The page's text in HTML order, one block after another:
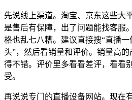
先说线上渠道。淘宝、京东这些大
是售后有保障，出了问题能找客服
格也乱七八糟。建议直接搜“直播一
头”，然后看销量和评价。销量高
得不错。评价里多看看差评，看看
受。
再说说专门的直播设备网站。现在